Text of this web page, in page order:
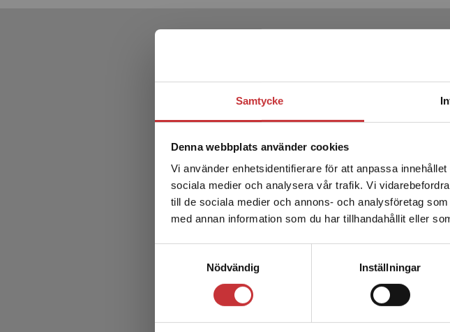
Samtycke
Denna webbplats använder cookies
Vi använder enhetsidentifierare för att anpassa
sociala medier och analysera vår trafik. Vi
till de sociala medier och annons- och analysföretag
med annan information som du har tillhandahållit eller
Nödvändig
Inställningar
Begränsad
Det verkar som att du
enhet utanför Sverige.
Sverige. För att kunna
leveransadressen vara i
Thomas Hansson (red.)